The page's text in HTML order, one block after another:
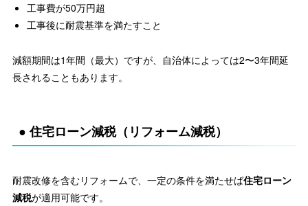
工事費が50万円超
工事後に耐震基準を満たすこと
減額期間は1年間（最大）ですが、自治体によっては2〜3年間延
長されることもあります。
● 住宅ローン減税（リフォーム減税）
耐震改修を含むリフォームで、一定の条件を満たせば住宅ローン
減税が適用可能です。